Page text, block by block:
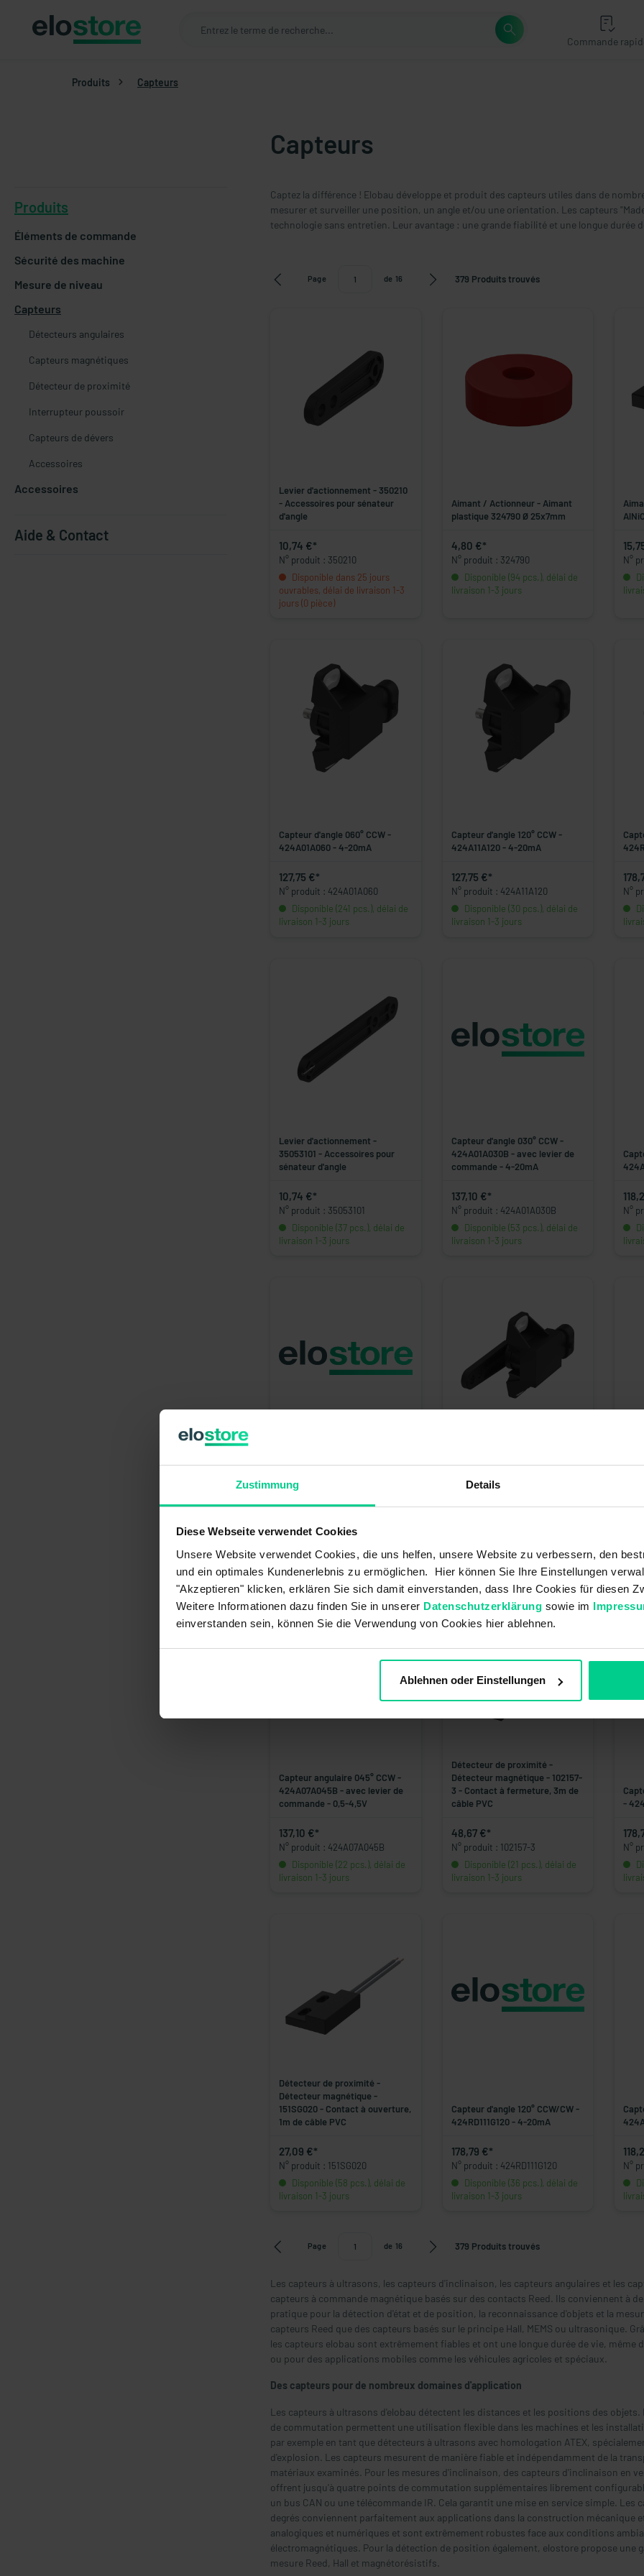
Zustimmung Details
Diese Webseite verwendet Cookies
Unsere Website verwendet Cookies, die uns helfen, unsere Website zu verbessern, den
und ein optimales Kundenerlebnis zu ermöglichen. Hier können Sie Ihre Einstellungen
"Akzeptieren" klicken, erklären Sie sich damit einverstanden, dass Ihre Cookies für diesen
Weitere Informationen dazu finden Sie in unserer Datenschutzerklärung sowie im
einverstanden sein, können Sie die Verwendung von Cookies hier ablehnen.
Ablehnen oder Einstellungen
Commande
Produits Capteurs
Capteurs
Produits
Éléments de commande
Sécurité des machine
Mesure de niveau
Capteurs
Détecteurs angulaires
Capteurs magnétiques
Détecteur de proximité
Interrupteur poussoir
Capteurs de dévers
Accessoires
Accessoires
Aide & Contact
Captez la différence ! Elobau développe et produit des capteurs utiles dans de
mesurer et surveiller une position, un angle et/ou une orientation. Les capteurs
technologie sans entretien. Leur avantage : une grande fiabilité et une longue durée
Page de 16 379 Produits trouvés
Levier d'actionnement - 350210
- Accessoires pour sénateur
d'angle
10,74 €*
N° produit : 350210
Disponible dans 25 jours
ouvrables, délai de livraison 1-3
jours (0 pièce)
Aimant / Actionneur - Aimant
plastique 324790 Ø 25x7mm
4,80 €*
N° produit : 324790
Disponible (94 pcs.), délai de
livraison 1-3 jours
N°
Capteur d'angle 060° CCW -
424A01A060 - 4-20mA
127,75 €*
N° produit : 424A01A060
Disponible (241 pcs.), délai de
livraison 1-3 jours
Capteur d'angle 120° CCW -
424A11A120 - 4-20mA
127,75 €*
N° produit : 424A11A120
Disponible (30 pcs.), délai de
livraison 1-3 jours
N°
Levier d'actionnement -
35053101 - Accessoires pour
sénateur d'angle
10,74 €*
N° produit : 35053101
Disponible (37 pcs.), délai de
livraison 1-3 jours
Capteur d'angle 030° CCW -
424A01A030B - avec levier de
commande - 4-20mA
137,10 €*
N° produit : 424A01A030B
Disponible (53 pcs.), délai de
livraison 1-3 jours
N°
4,5V
N° produit : 424RA177P120B
livraison 1-3 jours
commande - 0,5-4,5V
livraison 1-3 jours
Capteur angulaire 045° CCW -
424A07A045B - avec levier de
commande - 0,5-4,5V
137,10 €*
N° produit : 424A07A045B
Disponible (22 pcs.), délai de
livraison 1-3 jours
Détecteur de proximité -
Détecteur magnétique - 102157-
3 - Contact à fermeture, 3m de
câble PVC
48,67 €*
N° produit : 102157-3
Disponible (21 pcs.), délai de
livraison 1-3 jours
-
N°
Détecteur de proximité -
Détecteur magnétique -
151SG020 - Contact à ouverture,
1m de câble PVC
27,09 €*
N° produit : 151SG020
Disponible (58 pcs.), délai de
livraison 1-3 jours
Capteur d'angle 120° CCW/CW -
424RD111G120 - 4-20mA
178,79 €*
N° produit : 424RD111G120
Disponible (36 pcs.), délai de
livraison 1-3 jours
N°
Page de 16 379 Produits trouvés
Les capteurs à ultrasons, les capteurs d'inclinaison, les capteurs angulaires et les
capteurs à commande magnétique basés sur des contacts Reed. Ils conviennent à
pratique pour la détection d'état et de position, la reconnaissance d'objets et la
capteurs Reed que des capteurs basés sur le principe Hall, MEMS ou ultrasonique.
les capteurs elobau sont extrêmement fiables et ont une longue durée de vie,
ou pour des applications mobiles comme les véhicules agricoles et spéciaux.
Des capteurs pour de nombreux domaines d'application
Les capteurs à ultrasons d'elobau détectent les distances et les positions des
de commutation permettent une utilisation flexible dans les machines et les
par exemple en tant que détecteurs à ultrasons avec homologation ATEX,
d'explosion. Les capteurs mesurent de manière fiable et indépendamment de la
matériaux examinés. Pour les mesures d'inclinaison, des capteurs d'inclinaison en
offrent jusqu'à quatre points de commutation supplémentaires librement
un bus CAN ou une télécommande IR. Cela garantit une mise en service simple. Les
degrés conviennent parfaitement aux applications dans la construction mécanique
analogiques et numériques et sont extrêmement robustes face aux conditions
électromagnétiques. Pour la détection de position également, elostore propose une
mesure Reed, Hall et magnétorésistifs.